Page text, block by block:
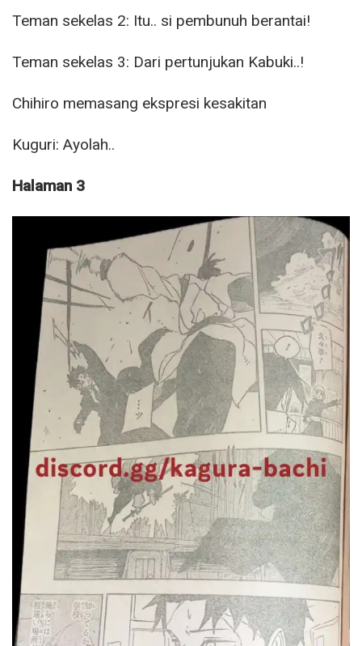
Teman sekelas 2: Itu.. si pembunuh berantai!
Teman sekelas 3: Dari pertunjukan Kabuki..!
Chihiro memasang ekspresi kesakitan
Kuguri: Ayolah..
Halaman 3